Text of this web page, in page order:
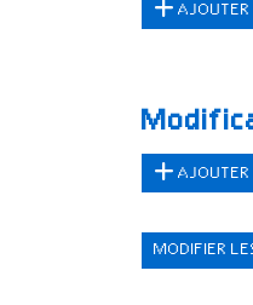
AJOUTER
AJOUTER
MODIFIER